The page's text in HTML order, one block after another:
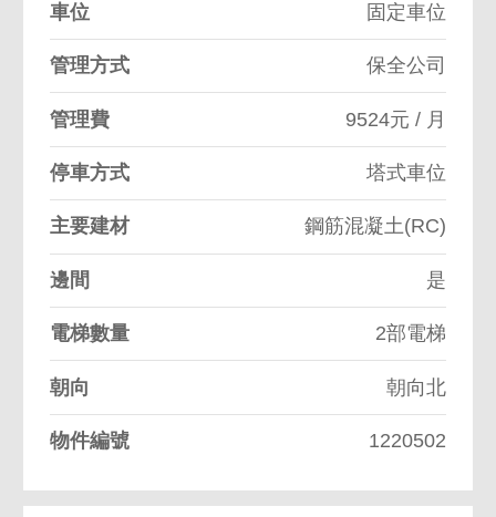
車位 固定車位
管理方式 保全公司
管理費 9524元 / 月
停車方式 塔式車位
主要建材 鋼筋混凝土(RC)
邊間 是
電梯數量 2部電梯
朝向 朝向北
物件編號 1220502